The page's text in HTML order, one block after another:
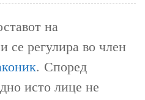
на
се регулира во член
. Според
исто лице не